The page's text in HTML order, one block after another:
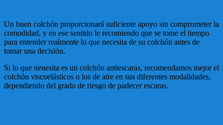
Un buen colchón proporcionará suficiente apoyo sin comprometer la
comodidad, y en ese sentido le recomiendo que se tome el tiempo
para entender realmente lo que necesita de su colchón antes de
tomar una decisión.
Si lo que nenesita es un colchón antiescaras, recomendamos mejor el
colchón viscoelásticos o los de aire en sus diferentes modalidades,
dependiendo del grado de riesgo de padecer escaras.